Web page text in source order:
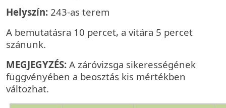
Helyszín: 243-as terem
A bemutatásra 10 percet, a vitára 5 percet
szánunk.
MEGJEGYZÉS: A záróvizsga sikerességének
függvényében a beosztás kis mértékben
változhat.